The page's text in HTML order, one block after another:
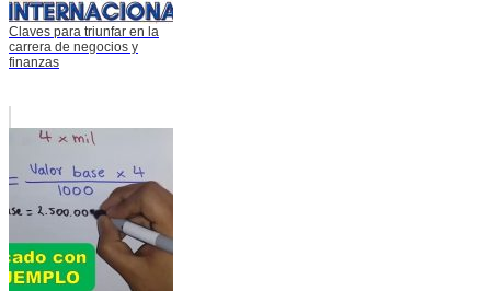
Claves para triunfar en la
carrera de negocios y
finanzas